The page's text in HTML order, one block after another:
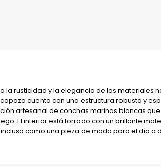
rusticidad y la elegancia de los materiales
cuenta con una estructura robusta y
artesanal de conchas marinas blancas
El interior está forrado con un brillante
como una pieza de moda para el día a